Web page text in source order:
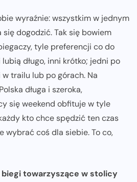
wyraźnie: wszystkim w jednym
się dogodzić. Tak się bowiem
tyle preferencji co do
długo, inni krótko; jedni po
w trailu lub po górach. Na
długa i szeroka,
się weekend obfituje w tyle
kto chce spędzić ten czas
wybrać coś dla siebie. To co,
biegi towarzyszące w stolicy